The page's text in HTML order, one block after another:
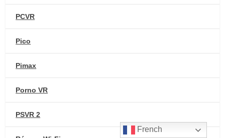
PCVR
Pico
Pimax
Porno VR
PSVR 2
French